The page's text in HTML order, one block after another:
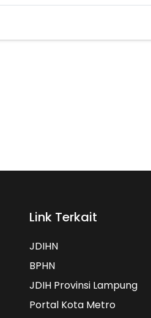
Link Terkait
JDIHN
BPHN
JDIH Provinsi Lampung
Portal Kota Metro